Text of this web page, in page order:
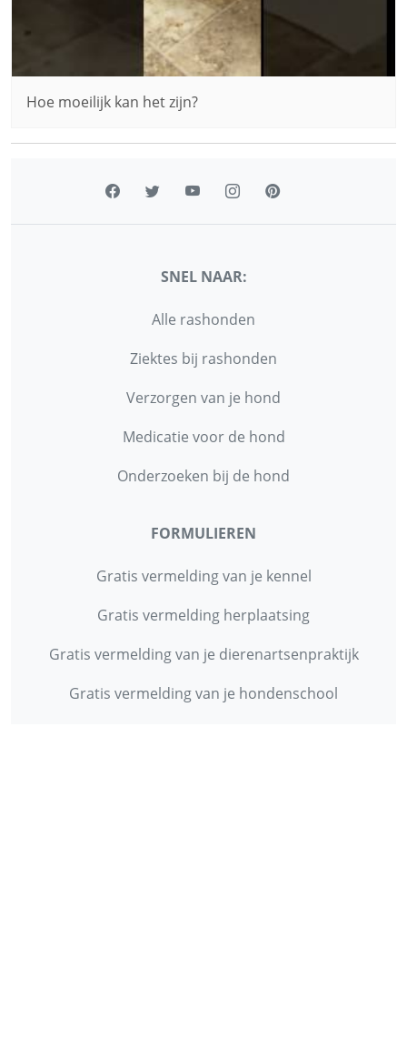
Hoe moeilijk kan het zijn?
SNEL NAAR:
Alle rashonden
Ziektes bij rashonden
Verzorgen van je hond
Medicatie voor de hond
Onderzoeken bij de hond
FORMULIEREN
Gratis vermelding van je kennel
Gratis vermelding herplaatsing
Gratis vermelding van je dierenartsenpraktijk
Gratis vermelding van je hondenschool